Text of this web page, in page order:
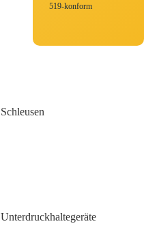
519-konform
Schleusen
Unterdruckhaltegeräte